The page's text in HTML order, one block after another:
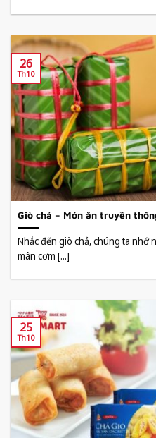
Giò chả – Món ăn truyền
Nhắc đến giò chả, chúng ta
mân cơm [...]
26
Th10
25
Th10